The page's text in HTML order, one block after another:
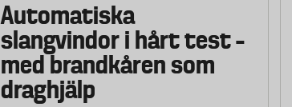
Automatiska
slangvindor i hårt test –
med brandkåren som
draghjälp